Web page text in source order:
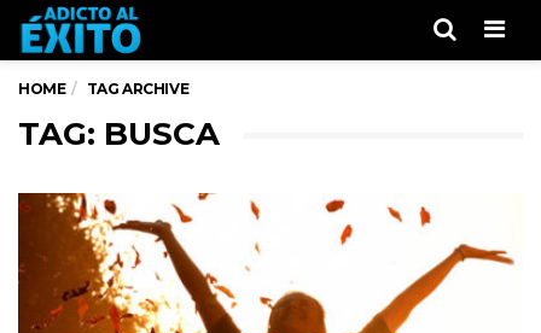
HOME TAG ARCHIVE
TAG: BUSCA